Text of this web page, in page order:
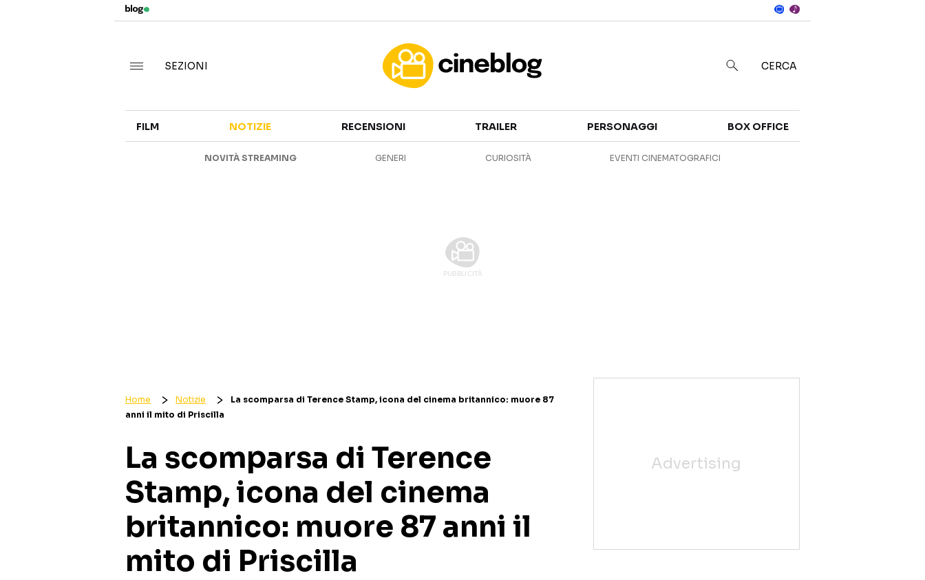
CANALI STREAMING
CURIOSITÀ
SEZIONI CERCA
FILM NOTIZIE RECENSIONI TRAILER PERSONAGGI BOX OFFICE
NOVITÀ STREAMING GENERI CURIOSITÀ EVENTI CINEMATOGRAFICI
Home Notizie
La scomparsa di Terence Stamp, icona del cinema britannico: muore 87
anni il mito di Priscilla
La scomparsa di Terence
Stamp, icona del cinema
britannico: muore 87 anni il
mito di Priscilla